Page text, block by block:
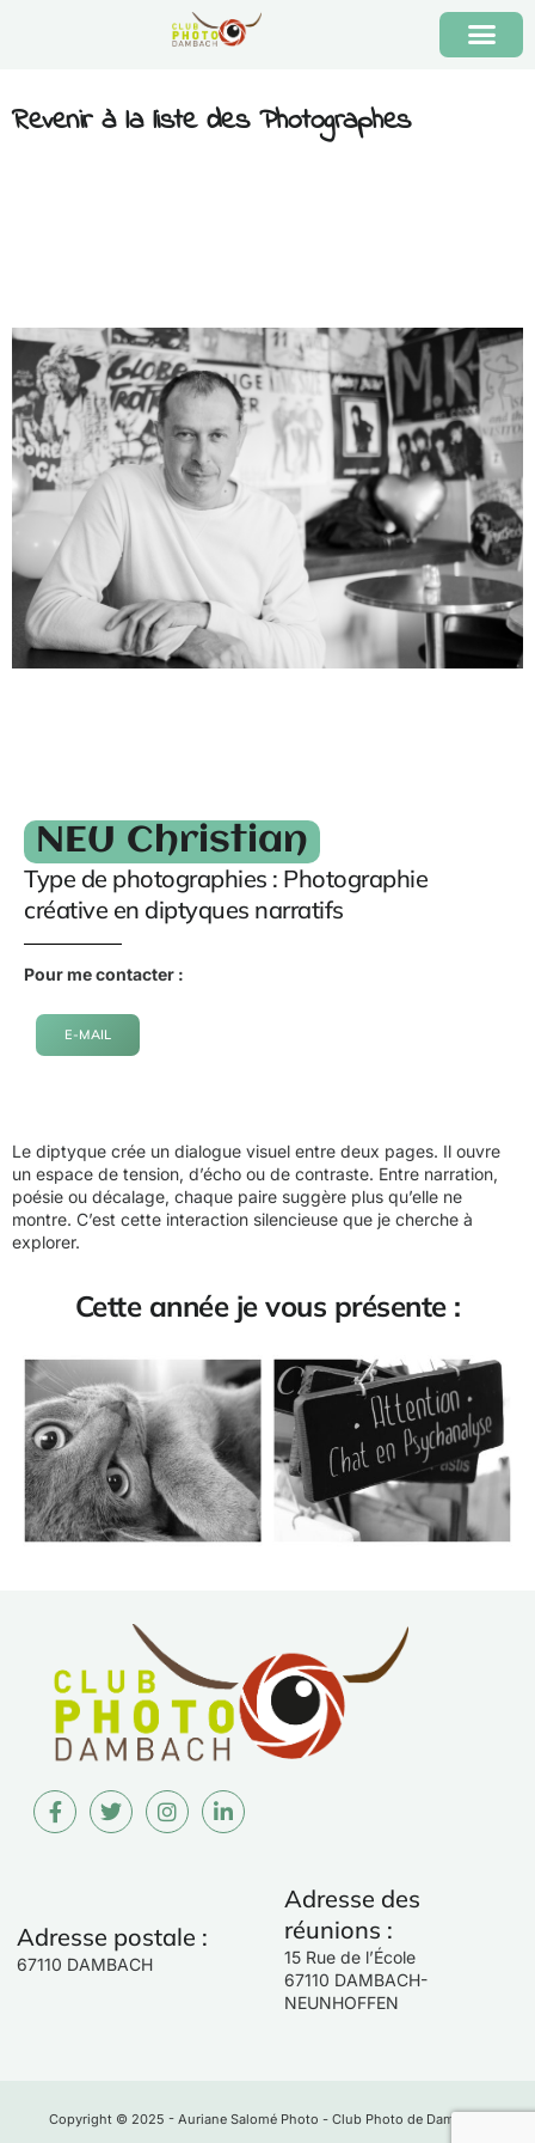
Revenir à la liste des Photographes
NEU Christian
Type de photographies : Photographie
créative en diptyques narratifs
Pour me contacter :
E-MAIL
Le diptyque crée un dialogue visuel entre deux pages. Il ouvre
un espace de tension, d’écho ou de contraste. Entre narration,
poésie ou décalage, chaque paire suggère plus qu’elle ne
montre. C’est cette interaction silencieuse que je cherche à
explorer.
Cette année je vous présente :
Adresse postale :
67110 DAMBACH
Adresse des
réunions :
15 Rue de l’École
67110 DAMBACH-
NEUNHOFFEN
Copyright © 2025 - Auriane Salomé Photo - Club Photo de Dambach